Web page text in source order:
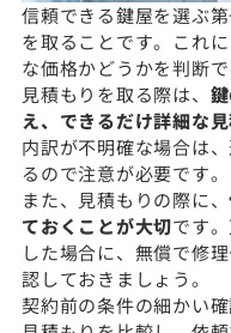
信頼できる鍵屋を選ぶ
を取ることです。これ
な価格かどうかを判断で
見積もりを取る際は、
え、できるだけ詳細な
内訳が不明確な場合は
るので注意が必要です。
また、見積もりの際に、
ておくことが大切です
した場合に、無償で修
認しておきましょう。
契約前の条件の細かい